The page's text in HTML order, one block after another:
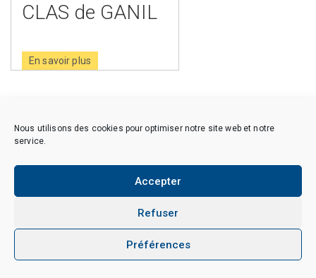
Nous utilisons des cookies pour optimiser notre site web et notre
service.
Accepter
Refuser
Préférences
CLAS de GANIL
En savoir plus
Copyright © 2026 CAES du CNRS. Tous droits réservés.
Mentions Légales et Politique des données personnelles
Crédits